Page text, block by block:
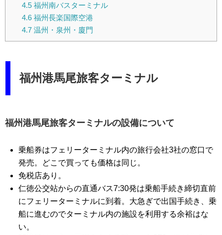
4.5福州南バスターミナル
4.6福州長楽国際空港
4.7温州・泉州・廈門
福州港馬尾旅客ターミナル
福州港馬尾旅客ターミナルの設備について
乗船券はフェリーターミナル内の旅行会社3社の窓口で
発売。どこで買っても価格は同じ。
免税店あり。
仁徳公交站からの直通バス7:30発は乗船手続き締切直前
にフェリーターミナルに到着。大急ぎで出国手続き、乗
船に進むのでターミナル内の施設を利用する余裕はな
い。